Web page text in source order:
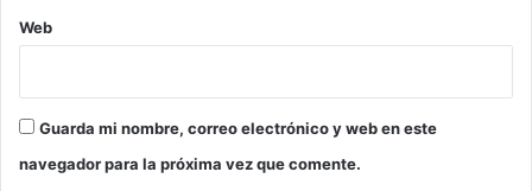
Web
Guarda mi nombre, correo electrónico y web en este
navegador para la próxima vez que comente.